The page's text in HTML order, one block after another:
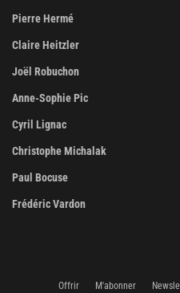
Pierre Hermé
Claire Heitzler
Joël Robuchon
Anne-Sophie Pic
Cyril Lignac
Christophe Michalak
Paul Bocuse
Frédéric Vardon
Offrir M'abonner